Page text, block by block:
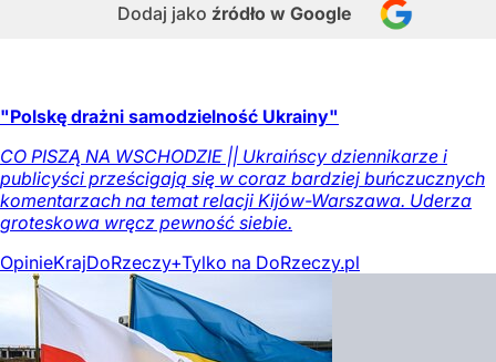
Dodaj jako źródło w Google
"Polskę drażni samodzielność Ukrainy"
CO PISZĄ NA WSCHODZIE || Ukraińscy dziennikarze i
publicyści prześcigają się w coraz bardziej buńczucznych
komentarzach na temat relacji Kijów-Warszawa. Uderza
groteskowa wręcz pewność siebie.
OpinieKrajDoRzeczy+Tylko na DoRzeczy.pl